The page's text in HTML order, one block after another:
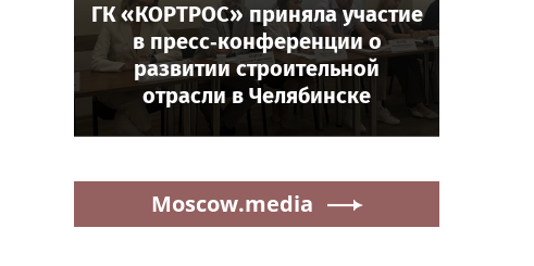
ГК «КОРТРОС» приняла участие
в пресс‑конференции о
развитии строительной
отрасли в Челябинске
Moscow.media